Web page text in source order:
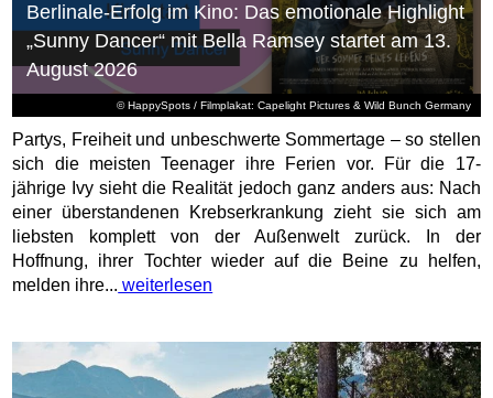
© HappySpots / Filmplakat: Capelight Pictures & Wild Bunch Germany
Berlinale-Erfolg im Kino: Das emotionale Highlight
„Sunny Dancer“ mit Bella Ramsey startet am 13.
August 2026
Partys, Freiheit und unbeschwerte Sommertage – so stellen
sich die meisten Teenager ihre Ferien vor. Für die 17-
jährige Ivy sieht die Realität jedoch ganz anders aus: Nach
einer überstandenen Krebserkrankung zieht sie sich am
liebsten komplett von der Außenwelt zurück. In der
Hoffnung, ihrer Tochter wieder auf die Beine zu helfen,
melden ihre... weiterlesen